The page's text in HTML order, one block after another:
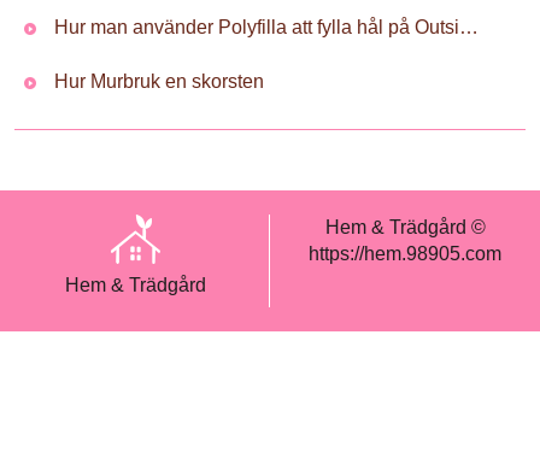
Hur man använder Polyfilla att fylla hål på Outside Siding
Hur Murbruk en skorsten
Hem & Trädgård
Hem & Trädgård ©
https://hem.98905.com